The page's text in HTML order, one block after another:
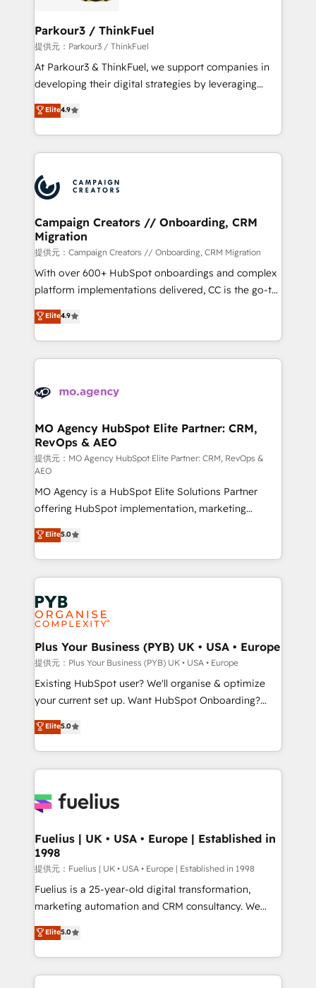
companies scale faster and smarter. 🔹 BOOMS:
Demand generation for all your buyers With BOOMS,
you invest in 100% of your buyers, accelerating your
growth and positioning yourself as an undisputed
transformation process A methodology designed to
implement HubSpot effectively and optimize your
record of business transformation, our growth-first
approach has helped brands dominate their
Parkour3 / ThinkFuel
提供元：Parkour3 / ThinkFuel
At Parkour3 & ThinkFuel, we support companies in
developing their digital strategies by leveraging
technologies and automating their marketing and
sales processes to generate growth. Our offer spans
from Strategy to Operations. We specialize in CRM
onboarding and implementation, web design, sales
extensive experience working with tech companies
and manufacturers since 2002, we are committed to
empowering our clients and developing their
autonomy. Get to grips with HubSpot through
guided implementation and seamless integration of
the CRM platform into your digital ecosystem. Would
you like support in deploying your inbound
to your needs and sales objectives. With 125+
certifications, we are part of the most certified
services are offered in both English & French.
Elite4.9
Campaign Creators // Onboarding, CRM
Migration
提供元：Campaign Creators // Onboarding, CRM Migration
With over 600+ HubSpot onboardings and complex
platform implementations delivered, CC is the go-to
Elite Solutions Partner for businesses ready to
migrate, replatform, and scale smarter. We specialize
in high-impact CRM and CMS migrations and
onboarding from platforms like Salesforce, NetSuite,
WordPress and legacy CRMs, turning fragmented
architectures that accelerate revenue operations and
performance. - Multi-object CRM migration, cleanup,
and implementation. - Pre-built and custom
integrations across your full tech stack. - Custom
object setup, CMS builds, and full-funnel automation.
- Dashboards, lifecycle campaigns, and lead
nurturing sequences. - Cross-hub setup across
Marketing, Sales, Operations, and Service Hubs. -
Ongoing optimization, managed support, and
scalable retainers. Let’s make HubSpot your most
powerful growth engine. Built to convert, scale, and
drive results.
Elite4.9
MO Agency HubSpot Elite Partner: CRM,
RevOps & AEO
提供元：MO Agency HubSpot Elite Partner: CRM, RevOps &
AEO
MO Agency is a HubSpot Elite Solutions Partner
offering HubSpot implementation, marketing
automation, CRM and RevOps consulting, data
architecture, sales enablement, lifecycle automation,
lead scoring and revenue reporting. HubSpot,
Salesforce and integrated enterprise stacks. Digital
Marketing, Answer Engine Optimisation, and
Generative Engine Optimisation (AI Search),
HubSpot Content Hub, WordPress development,
B2B SEO, paid media, and content. We work with
enterprise and growth-led companies across
technology, professional services, financial services
and industrial sectors. Offices in Johannesburg, Cape
implementations delivered. AI visibility coverage
across ChatGPT, Claude, Perplexity, Gemini and
Innovation HubSpot Impact Award - Platform
Migration Excellence HubSpot Impact Award -
professionals.
Elite5.0
Plus Your Business (PYB) UK • USA • Europe
提供元：Plus Your Business (PYB) UK • USA • Europe
Existing HubSpot user? We'll organise & optimize
your current set up. Want HubSpot Onboarding?
We'll customise your CRM & automate your business
processes. Welcome to our Profile! We can help
with... • CRM implementation, reports & workflows,
and team training • CRM migration: Salesforce,
Custom API integrations A little about us... • Boutique
for Sales Hub, Marketing Hub, Service Hub, Data
Hub and Website (CMS) • ISO/IEC 27001:2022, ISO
9001:2015 and now... ISO 42001: 2023 certified •
Exclusive AI 'GuardHub' governance framework,
based on ISO 42001 - helping you 'organise
👈 '𝗖𝗼𝗻𝘁𝗮𝗰𝘁 𝗯𝘂𝘀𝗶𝗻𝗲𝘀𝘀' button to get in touch
(𝘸𝘦'𝘳𝘦 𝘴𝘶𝘱𝘦𝘳 𝘳𝘦𝘴𝘱𝘰𝘯𝘴𝘪𝘷𝘦)
Elite5.0
Fuelius | UK • USA • Europe | Established in
1998
提供元：Fuelius | UK • USA • Europe | Established in 1998
Fuelius is a 25-year-old digital transformation,
marketing automation and CRM consultancy. We
enable mid-market and enterprise clients to
maximise their return from digital and fuel their
growth. We modernise platforms, streamline
operations that are causing inefficiencies, improve
Elite5.0